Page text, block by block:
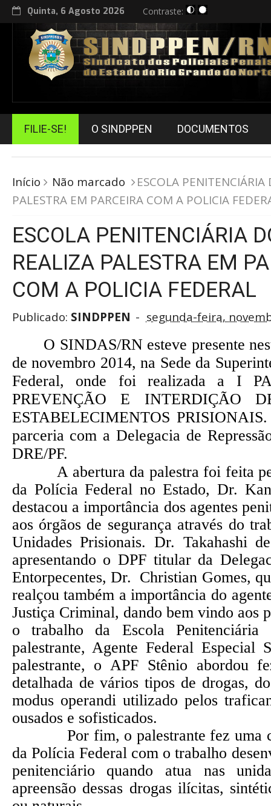
Quinta, 6 Agosto 2026 Contraste:
FILIE-SE! O SINDPPEN DOCUMENTOS
Início Não marcado
ESCOLA PENITENCIÁRIA
PALESTRA EM PARCEIRA COM A POLICIA
ESCOLA PENITENCIÁRIA
REALIZA PALESTRA EM
COM A POLICIA FEDERAL
Publicado: SINDPPEN segunda-feira,
O SINDAS/RN esteve presente
de novembro 2014, na Sede da
Federal, onde foi realizada a I
PREVENÇÃO E INTERDIÇÃO
ESTABELECIMENTOS
parceria com a Delegacia de
DRE/PF.
A abertura da palestra foi feita
da Polícia Federal no Estado, Dr.
destacou a importância dos agentes
aos órgãos de segurança através do
Unidades Prisionais. Dr. Takahashi
apresentando o DPF titular da
Entorpecentes, Dr. Christian Gomes,
realçou também a importância do
Justiça Criminal, dando bem vindo aos
o trabalho da Escola Penitenciária
palestrante, Agente Federal Especial
palestrante, o APF Stênio abordou
detalhada de vários tipos de drogas,
modus operandi utilizado pelos
ousados e sofisticados.
Por fim, o palestrante fez uma
da Polícia Federal com o trabalho
penitenciário quando atua nas
apreensão dessas drogas ilícitas,